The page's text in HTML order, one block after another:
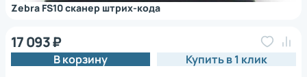
Zebra FS10 сканер штрих-кода
17 093 ₽
В корзину Купить в 1 клик